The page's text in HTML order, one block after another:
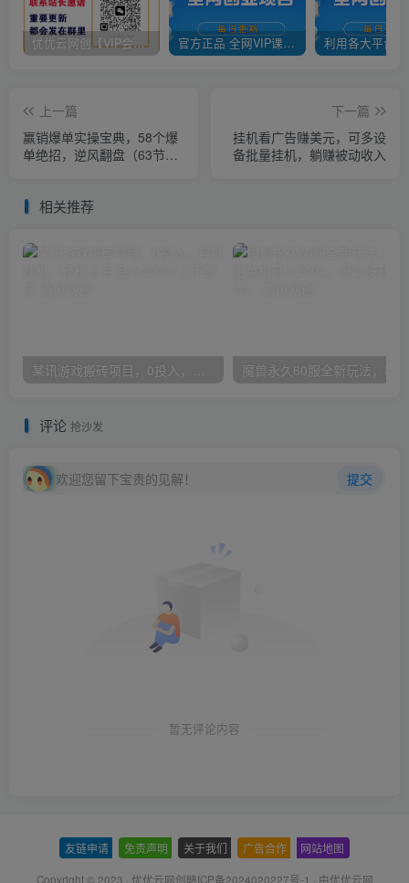
优优云网创【VIP会员专属交流群】 官方正品 全网VIP课程 无损下载~
上一篇
赢销爆单实操宝典，58个爆
单绝招，逆风翻盘（63节
下一篇
挂机看广告赚美元，可多设
备批量挂机，躺赚被动收入
相关推荐
某讯游戏搬砖项目，0投入，可以挂机，轻松上手,月入3000+上不封顶
评论 抢沙发
欢迎您留下宝贵的见解！ 提交
暂无评论内容
友链申请 免责声明 关于我们 广告合作 网站地图
Copyright © 2023 · 优优云网创赣ICP备2024020227号-1 · 由优优云网